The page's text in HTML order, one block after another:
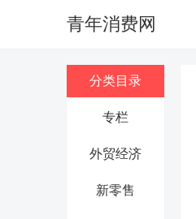
青年消费网
分类目录
专栏
外贸经济
新零售